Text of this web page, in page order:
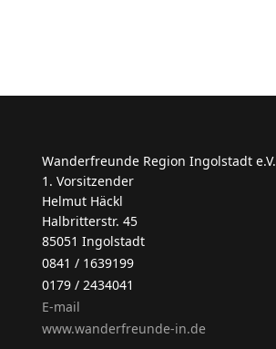
Wanderfreunde Region Ingolstadt e.V.
1. Vorsitzender
Helmut Häckl
Halbritterstr. 45
85051 Ingolstadt
0841 / 1639199
0179 / 2434041
E-mail
www.wanderfreunde-in.de